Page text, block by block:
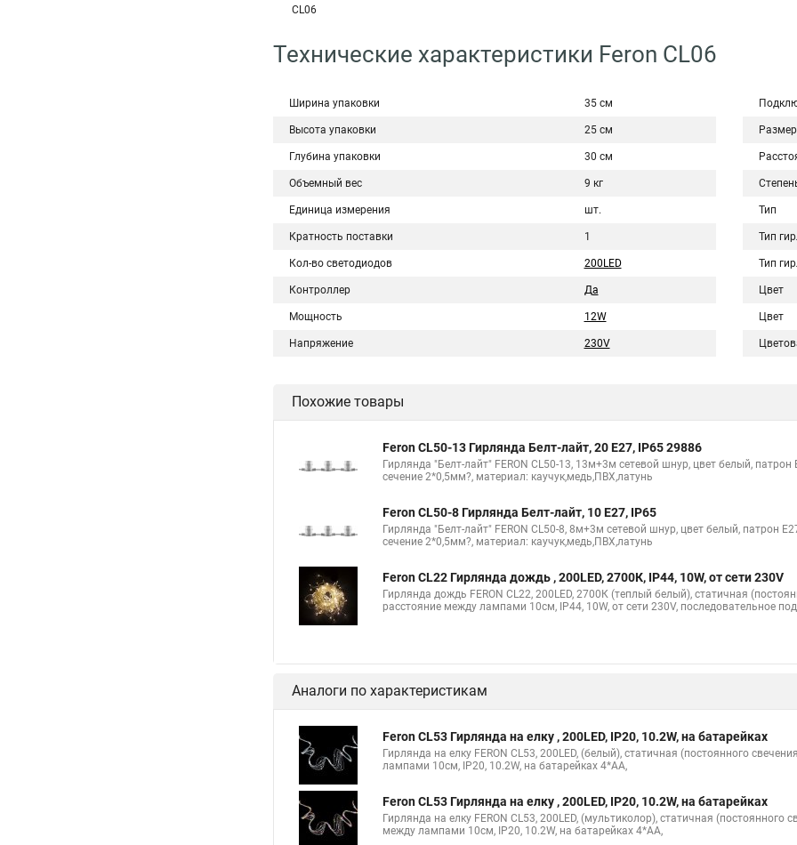
CL06
Технические характеристики Feron CL06
Ширина упаковки 35 см
Высота упаковки 25 см
Глубина упаковки 30 см
Объемный вес 9 кг
Единица измерения шт.
Кратность поставки 1
Кол-во светодиодов 200LED
Контроллер Да
Мощность 12W
Напряжение 230V
Размер
Тип
Тип
Тип
Цвет
Цвет
Похожие товары
Feron CL50-13 Гирлянда Белт-лайт, 20 E27, IP65 29886
Гирлянда "Белт-лайт" FERON CL50-13, 13м+3м сетевой шнур, цвет белый,
сечение 2*0,5мм?, материал: каучук,медь,ПВХ,латунь
Feron CL50-8 Гирлянда Белт-лайт, 10 E27, IP65
Гирлянда "Белт-лайт" FERON CL50-8, 8м+3м сетевой шнур, цвет белый, патрон
сечение 2*0,5мм?, материал: каучук,медь,ПВХ,латунь
Feron CL22 Гирлянда дождь , 200LED, 2700К, IP44, 10W, от сети 230V
Гирлянда дождь FERON CL22, 200LED, 2700К (теплый белый), статичная
расстояние между лампами 10см, IP44, 10W, от сети 230V, последовательное
Аналоги по характеристикам
Feron CL53 Гирлянда на елку , 200LED, IP20, 10.2W, на батарейках
Гирлянда на елку FERON CL53, 200LED, (белый), статичная (постоянного
лампами 10см, IP20, 10.2W, на батарейках 4*AA,
Feron CL53 Гирлянда на елку , 200LED, IP20, 10.2W, на батарейках
Гирлянда на елку FERON CL53, 200LED, (мультиколор), статичная
между лампами 10см, IP20, 10.2W, на батарейках 4*AA,